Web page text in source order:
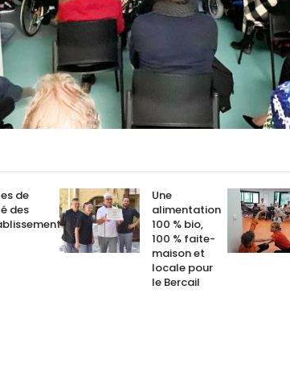
de
des
Une
alimentation
100 % bio,
100 % faite-
maison et
locale pour
le Bercail